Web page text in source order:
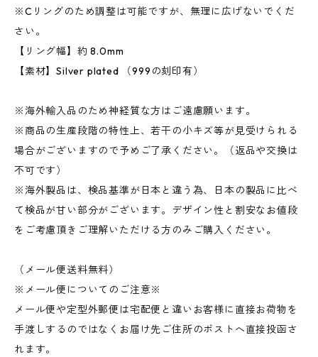
※Cリングのため調整は可能ですが、無理に広げないでくだ
さい。
【リング幅】約 8.0mm
【素材】Silver plated （999の刻印有）
※海外輸入品のため神経質な方はご遠慮願います。
※商品の生産段階の特性上、若干の小キズ等が見受けられる
場合がございますので予めご了承ください。（返品や交換は
不可です）
※海外製品は、検品基準が日本と違う為、日本の製品に比べ
て検品が甘い部分がございます。デザイン性と割安なお値段
をご考慮頂きご理解いただける方のみご購入ください。
（メール便送料無料）
※メール便についてのご注意※
メール便や定型外郵便は宅配便と違いお客様に直接お荷物を
手渡しするのではなくお届け先ご住所のポストへ直接投函さ
れます。